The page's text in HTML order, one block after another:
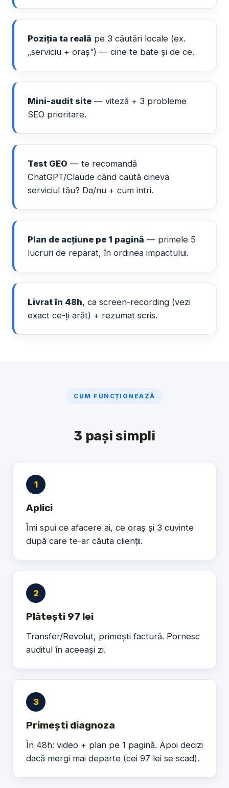
Poziția ta reală pe 3 căutări locale (ex.
„serviciu + oraș”) — cine te bate și de ce.
Mini-audit site — viteză + 3 probleme
SEO prioritare.
Test GEO — te recomandă
ChatGPT/Claude când caută cineva
serviciul tău? Da/nu + cum intri.
Plan de acțiune pe 1 pagină — primele 5
lucruri de reparat, în ordinea impactului.
Livrat în 48h, ca screen-recording (vezi
exact ce-ți arăt) + rezumat scris.
CUM FUNCȚIONEAZĂ
3 pași simpli
1
Aplici
Îmi spui ce afacere ai, ce oraș și 3 cuvinte
după care te-ar căuta clienții.
2
Plătești 97 lei
Transfer/Revolut, primești factură. Pornesc
auditul în aceeași zi.
3
Primești diagnoza
În 48h: video + plan pe 1 pagină. Apoi decizi
dacă mergi mai departe (cei 97 lei se scad).